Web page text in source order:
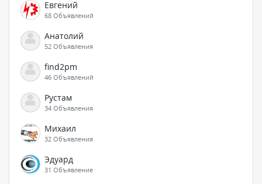
Евгений
68 Объявлений
Анатолий
52 Объявления
find2pm
46 Объявлений
Рустам
34 Объявления
Михаил
32 Объявления
Эдуард
31 Объявление